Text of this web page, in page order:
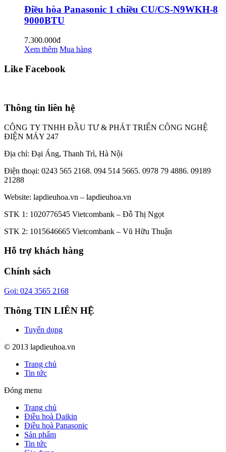
Điều hòa Panasonic 1 chiều CU/CS-N9WKH-8
9000BTU
7.300.000đ
Xem thêm Mua hàng
Like Facebook
Thông tin liên hệ
CÔNG TY TNHH ĐẦU TƯ & PHÁT TRIỂN CÔNG NGHỆ
ĐIỆN MÁY 247
Địa chỉ: Đại Áng, Thanh Trì, Hà Nội
Điện thoại: 0243 565 2168. 094 514 5665. 0978 79 4886. 09189
21288
Website: lapdieuhoa.vn – lapdieuhoa.vn
STK 1: 1020776545 Vietcombank – Đỗ Thị Ngọt
STK 2: 1015646665 Vietcombank – Vũ Hữu Thuận
Hỗ trợ khách hàng
Chính sách
Gọi: 024 3565 2168
Thông TIN LIÊN HỆ
Tuyển dụng
© 2013 lapdieuhoa.vn
Trang chủ
Tin tức
Đóng menu
Trang chủ
Điều hoà Daikin
Điều hoà Panasonic
Sản phẩm
Tin tức